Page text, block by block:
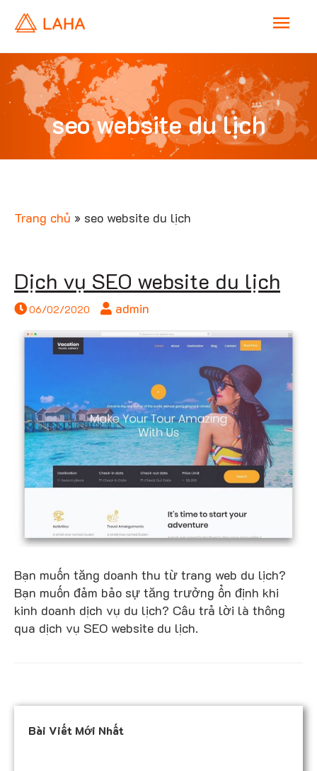
M
a
i
n
u
seo
du
seo website du lịch
Trang chủ » seo website du lịch
Dịch vụ SEO website du lịch
06/02/2020 admin
Bạn muốn tăng doanh thu từ trang web du lịch?
Bạn muốn đảm bảo sự tăng trưởng ổn định khi
kinh doanh dịch vụ du lịch? Câu trả lời là thông
qua dịch vụ SEO website du lịch.
Bài Viết Mới Nhất